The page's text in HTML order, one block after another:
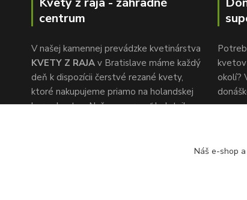
centrum
V našej kamennej prevádzke kvetinárstva
KVETY Z RAJA v Bratislave máme každý
deň k dispozícii čerstvé rezané kvety,
ktoré nakupujeme priamo na holandskej
burze kvetov. Naša pozornosť k detailu a
okolí?
Náš e-shop